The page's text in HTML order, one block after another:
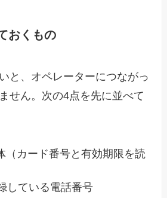
おくもの
と、オペレーターにつながっ
せん。次の4点を先に並べて
（カード番号と有効期限を読
している電話番号